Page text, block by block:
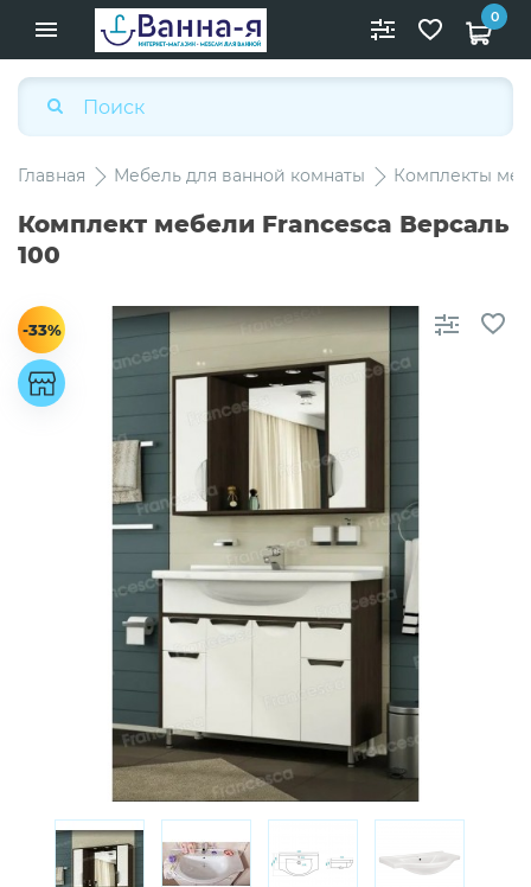
0
Главная Мебель для ванной комнаты Комплекты
Комплект мебели Francesca Версаль
100
-33%